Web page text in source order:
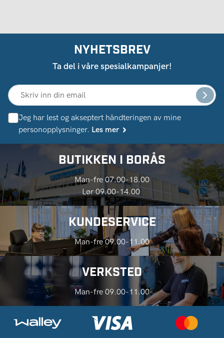
NYHETSBREV
Ta del i våre spesialkampanjer!
Jeg har lest og akseptert håndteringen av mine
personopplysninger. Les mer
BUTIKKEN I BORÅS
Man-fre 07.00-18.00
Lør 09.00-14.00
KUNDESERVICE
Man-fre 09.00-11.00
VERKSTED
Man-fre 09.00-11.00